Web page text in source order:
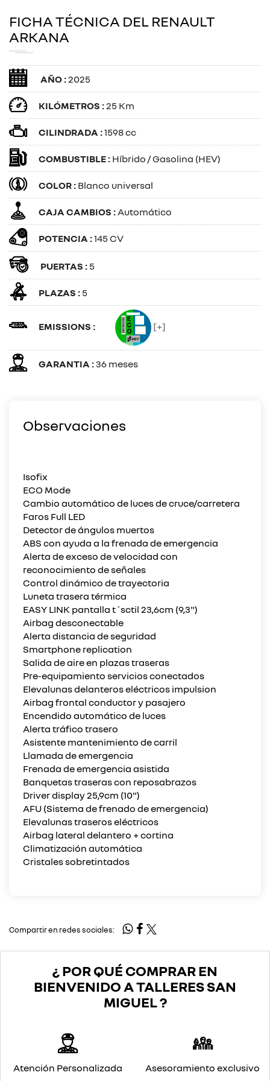
FICHA TÉCNICA DEL RENAULT
ARKANA
AÑO :2025
KILÓMETROS :25 Km
CILINDRADA :1598 cc
COMBUSTIBLE : Híbrido / Gasolina (HEV)
COLOR : Blanco universal
CAJA CAMBIOS :Automático
POTENCIA :145 CV
PUERTAS : 5
PLAZAS : 5
EMISSIONS : [+]
GARANTIA :36 meses
Observaciones
Isofix
ECO Mode
Cambio automático de luces de cruce/carretera
Faros Full LED
Detector de ángulos muertos
ABS con ayuda a la frenada de emergencia
Alerta de exceso de velocidad con
reconocimiento de señales
Control dinámico de trayectoria
Luneta trasera térmica
EASY LINK pantalla t´sctil 23,6cm (9,3")
Airbag desconectable
Alerta distancia de seguridad
Smartphone replication
Salida de aire en plazas traseras
Pre-equipamiento servicios conectados
Elevalunas delanteros eléctricos impulsion
Airbag frontal conductor y pasajero
Encendido automático de luces
Alerta tráfico trasero
Asistente mantenimiento de carril
Llamada de emergencia
Frenada de emergencia asistida
Banquetas traseras con reposabrazos
Driver display 25,9cm (10")
AFU (Sistema de frenado de emergencia)
Elevalunas traseros eléctricos
Airbag lateral delantero + cortina
Climatización automática
Cristales sobretintados
Compartir en redes sociales:
¿ POR QUÉ COMPRAR EN
BIENVENIDO A TALLERES SAN
MIGUEL ?
Atención Personalizada Asesoramiento exclusivo